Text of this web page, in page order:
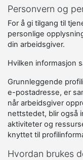
Personvern og
For å gi tilgang til
personlige
din arbeidsgiver.
Hvilken informasjon
Grunnleggende
e-postadresse, er
når arbeidsgiver
nettstedet, blir også
aktiviteter og
knyttet til
Hvordan brukes